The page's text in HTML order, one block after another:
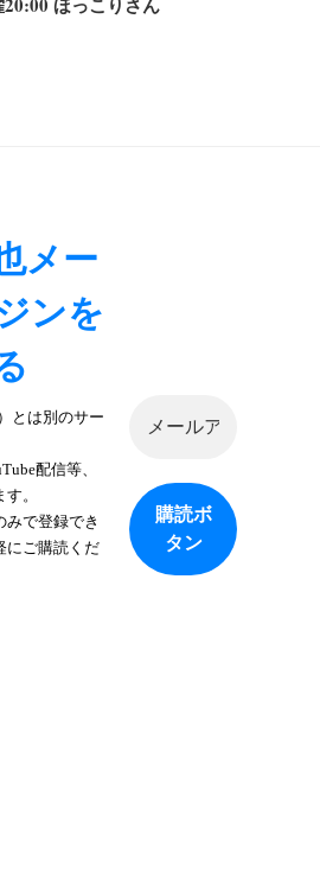
メー
ンを
とは別のサー
配信等、
。
みで登録でき
にご購読くだ